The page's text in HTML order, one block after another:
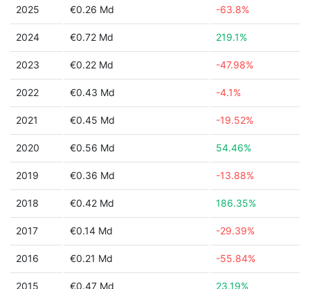
2025 €0.26 Md -63.8%
2024 €0.72 Md 219.1%
2023 €0.22 Md -47.98%
2022 €0.43 Md -4.1%
2021 €0.45 Md -19.52%
2020 €0.56 Md 54.46%
2019 €0.36 Md -13.88%
2018 €0.42 Md 186.35%
2017 €0.14 Md -29.39%
2016 €0.21 Md -55.84%
2015 €0.47 Md 23.19%